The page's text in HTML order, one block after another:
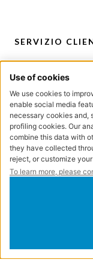
SERVIZIO
PER CONSIGLI
ISCRIZIONE
Directa Lab S.r.l. – Via